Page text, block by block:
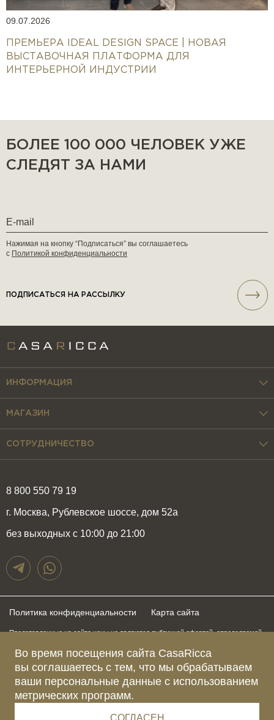
09.07.2026
ПРЕМЬЕРА IDEAL DESIGN SPACE | НОВАЯ
ВЫСТАВОЧНАЯ ПЛАТФОРМА ДЛЯ
ИНТЕРЬЕРНОЙ ИНДУСТРИИ
Во время посещения сайта CasaRicca
вы соглашаетесь с тем, что мы обрабатываем
ваши персональные данные с использованием
метрических программ.
СОГЛАСЕН
БОЛЕЕ 100 000 ЧЕЛОВЕК УЖЕ
СЛЕДЯТ ЗА НАМИ
Нажимая на кнопку “Подписаться” вы соглашаетесь
с Политикой конфиденциальности
ПОДПИСАТЬСЯ НА РАССЫЛКУ
8 800 550 79 19
г. Москва, Рублевское шоссе, дом 52а
без выходных с 10:00 до 21:00
ИНФОРМАЦИЯ
МАГАЗИН
СОТРУДНИЧЕСТВО
Политика конфиденциальности Карта сайта
Представленные на сайте цены не являются публичной офертой, определяемой
быть изменены в любое время без предупреждения. Для получения актуальной и
подробной информации о стоимости, сроках и условиях поставки просьба
обращаться к менеджерам по указанным выше телефонам
Зарегистрированное название компании
Адрес Ш. РУБЛЁВСКОЕ, Д. 52А, ПОМЕЩ. I ЭТАЖ 2, КОМ. 81 Г.МОСКВА, ВН.ТЕР.